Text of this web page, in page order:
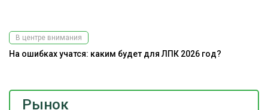
Рынок
В центре внимания
На ошибках учатся: каким будет для ЛПК 2026 год?